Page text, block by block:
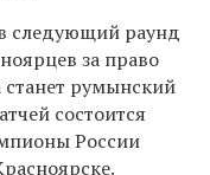
следующий раунд
за право
станет румынский
состоится
России